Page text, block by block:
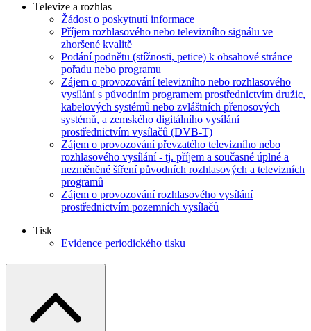
Televize a rozhlas
Žádost o poskytnutí informace
Příjem rozhlasového nebo televizního signálu ve
zhoršené kvalitě
Podání podnětu (stížnosti, petice) k obsahové stránce
pořadu nebo programu
Zájem o provozování televizního nebo rozhlasového
vysílání s původním programem prostřednictvím družic,
kabelových systémů nebo zvláštních přenosových
systémů, a zemského digitálního vysílání
prostřednictvím vysílačů (DVB-T)
Zájem o provozování převzatého televizního nebo
rozhlasového vysílání - tj. příjem a současné úplné a
nezměněné šíření původních rozhlasových a televizních
programů
Zájem o provozování rozhlasového vysílání
prostřednictvím pozemních vysílačů
Tisk
Evidence periodického tisku